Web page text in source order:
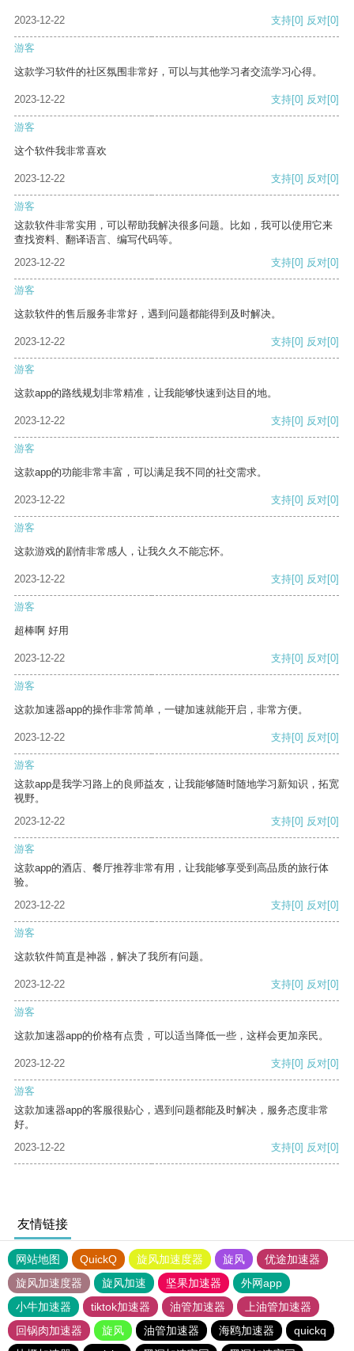
2023-12-22 支持[0] 反对[0]
游客
这款学习软件的社区氛围非常好，可以与其他学习者交流学习心得。
2023-12-22 支持[0] 反对[0]
游客
这个软件我非常喜欢
2023-12-22 支持[0] 反对[0]
游客
这款软件非常实用，可以帮助我解决很多问题。比如，我可以使用它来
查找资料、翻译语言、编写代码等。
2023-12-22
支持[0] 反对[0]
游客
这款软件的售后服务非常好，遇到问题都能得到及时解决。
2023-12-22 支持[0] 反对[0]
游客
这款app的路线规划非常精准，让我能够快速到达目的地。
2023-12-22 支持[0] 反对[0]
游客
这款app的功能非常丰富，可以满足我不同的社交需求。
2023-12-22 支持[0] 反对[0]
游客
这款游戏的剧情非常感人，让我久久不能忘怀。
2023-12-22 支持[0] 反对[0]
游客
超棒啊 好用
2023-12-22 支持[0] 反对[0]
游客
这款加速器app的操作非常简单，一键加速就能开启，非常方便。
2023-12-22 支持[0] 反对[0]
游客
这款app是我学习路上的良师益友，让我能够随时随地学习新知识，拓宽
视野。
2023-12-22
支持[0] 反对[0]
游客
这款app的酒店、餐厅推荐非常有用，让我能够享受到高品质的旅行体
验。
2023-12-22
支持[0] 反对[0]
游客
这款软件简直是神器，解决了我所有问题。
2023-12-22 支持[0] 反对[0]
游客
这款加速器app的价格有点贵，可以适当降低一些，这样会更加亲民。
2023-12-22 支持[0] 反对[0]
游客
这款加速器app的客服很贴心，遇到问题都能及时解决，服务态度非常
好。
2023-12-22
支持[0] 反对[0]
友情链接
网站地图 QuickQ 旋风加速度器 旋风
优途加速器
旋风加速度器
旋风加速 坚果加速器
外网app
小牛加速器
tiktok加速器 油管加速器
上油管加速器
回锅肉加速器
旋风 油管加速器 海鸥加速器
quickq